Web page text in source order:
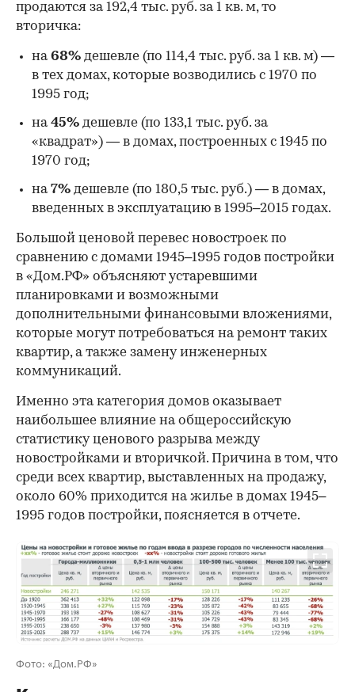
продаются за 192,4 тыс. руб. за 1 кв. м, то
вторичка:
на68% дешевле (по 114,4 тыс. руб. за 1 кв. м) —
в тех домах, которые возводились с 1970 по
1995 год;
на45% дешевле (по 133,1 тыс. руб. за
«квадрат») — в домах, построенных с 1945 по
1970 год;
на7% дешевле (по 180,5 тыс. руб.) — в домах,
введенных в эксплуатацию в 1995–2015 годах.
Большой ценовой перевес новостроек по
сравнению с домами 1945–1995 годов постройки
в «Дом.РФ» объясняют устаревшими
планировками и возможными
дополнительными финансовыми вложениями,
которые могут потребоваться на ремонт таких
квартир, а также замену инженерных
коммуникаций.
Именно эта категория домов оказывает
наибольшее влияние на общероссийскую
статистику ценового разрыва между
новостройками и вторичкой. Причина в том, что
среди всех квартир, выставленных на продажу,
около 60% приходится на жилье в домах 1945–
1995 годов постройки, поясняется в отчете.
Фото: «Дом.РФ»